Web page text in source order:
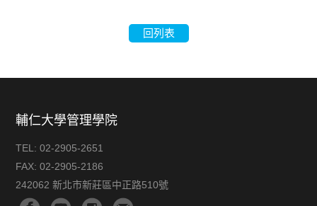
回列表
輔仁大學管理學院
TEL:02-2905-2651
FAX:02-2905-2186
242062 新北市新莊區中正路510號